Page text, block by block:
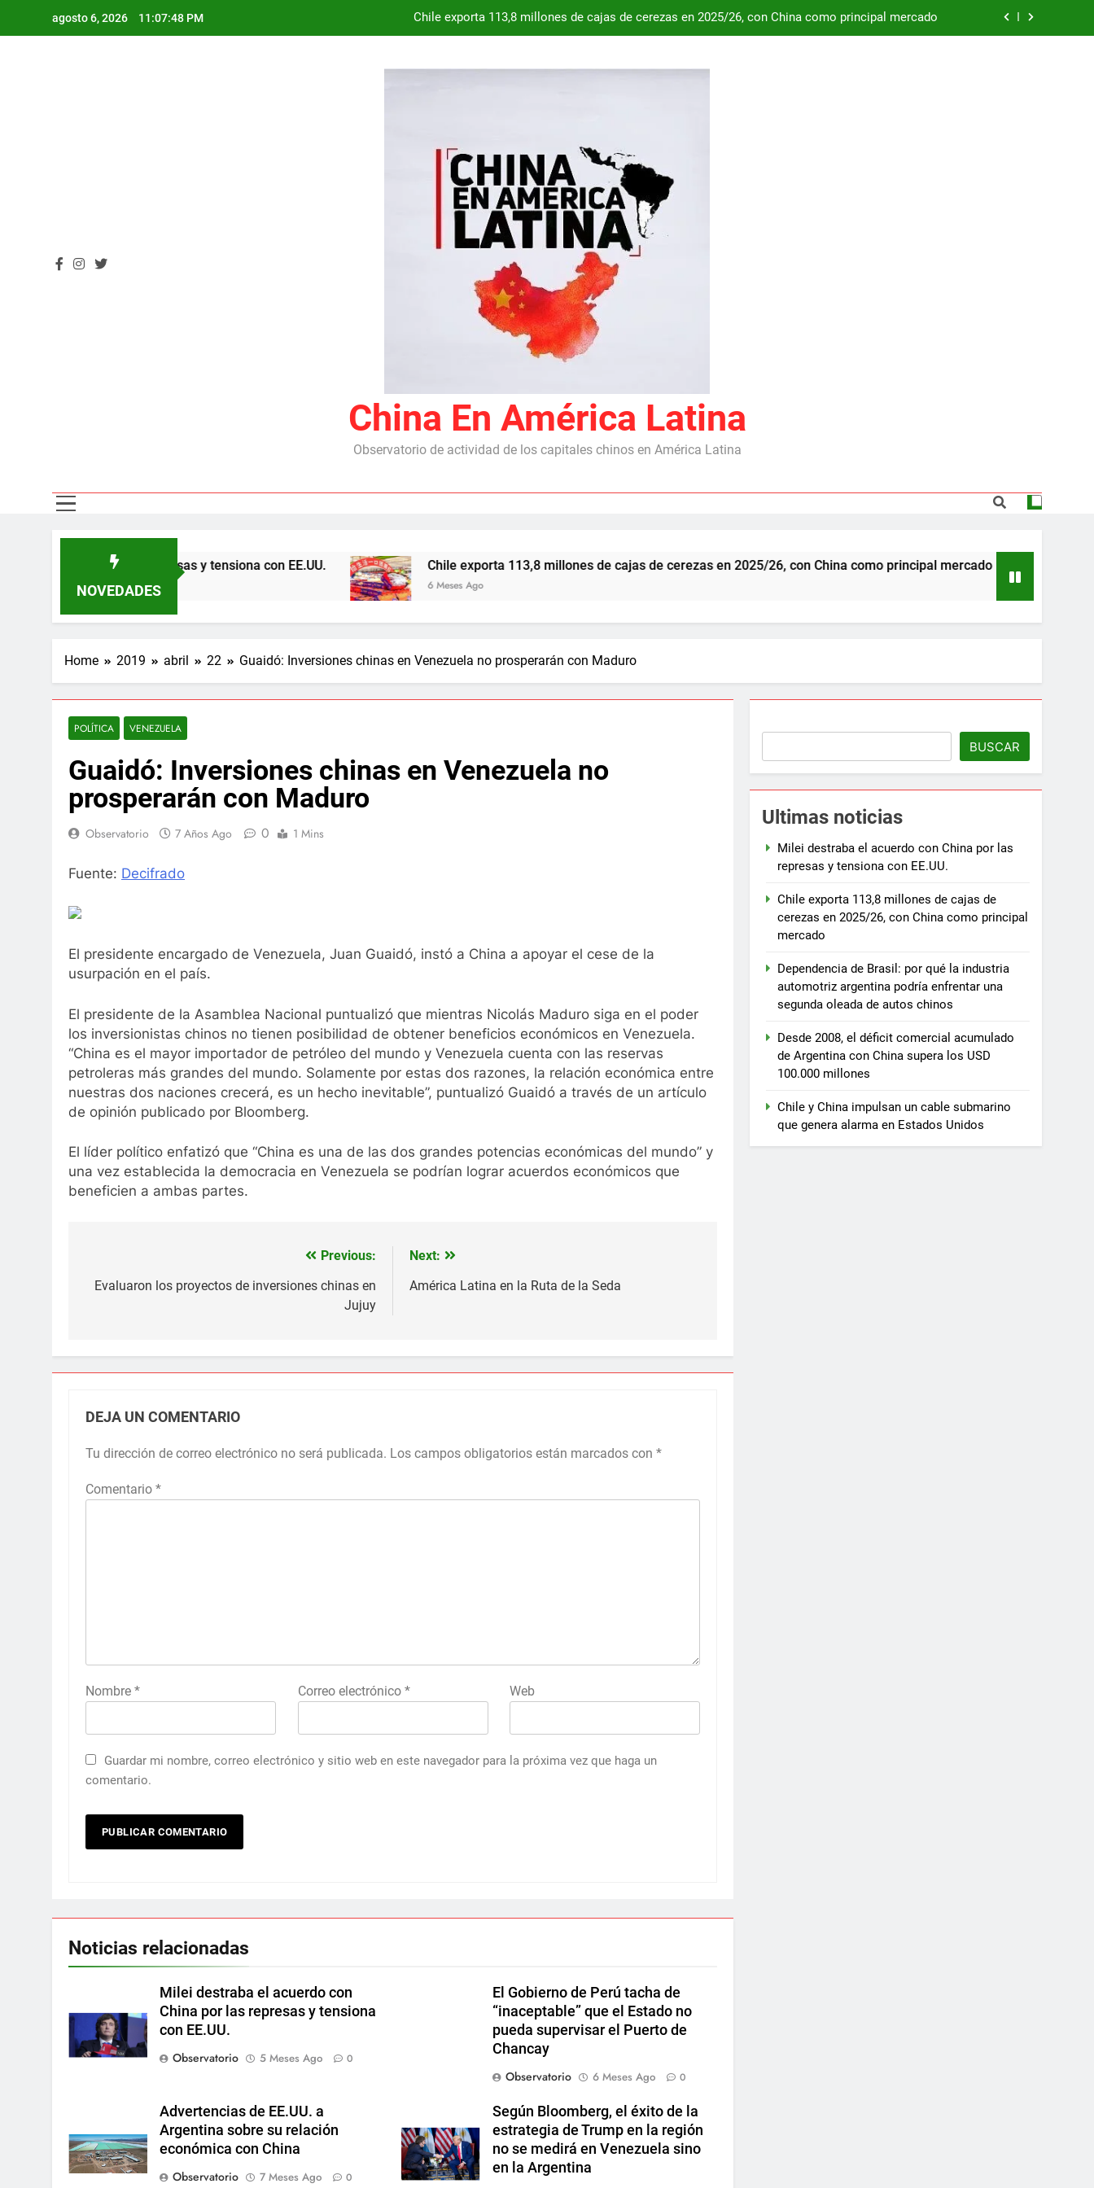
agosto 6, 2026 11:07:49 PM Chile exporta 113,8 millones de cajas de cerezas en 2025/26, con China como principal mercado
Chile exporta 113,8 millones de cajas de cerezas en 2025/26, con China como principal mercado
Dependencia de Brasil: por qué la industria automotriz argentina podría enfrentar una segunda oleada de
Desde 2008, el déficit comercial acumulado de Argentina con China supera los USD 100.000 millones
China En América Latina
Observatorio de actividad de los capitales chinos en América Latina
NOVEDADES
China por las represas y tensiona con EE.UU. Chile exporta 113,8 millones de cajas de cerezas en 2025/26, con China como principal mercado
6 Meses Ago
Home 2019 abril 22 Guaidó: Inversiones chinas en Venezuela no prosperarán con Maduro
POLÍTICA VENEZUELA
Guaidó: Inversiones chinas en Venezuela no
prosperarán con Maduro
Observatorio 7 Años Ago 0 1 Mins
Fuente: Decifrado
El presidente encargado de Venezuela, Juan Guaidó, instó a China a apoyar el cese de la
usurpación en el país.
El presidente de la Asamblea Nacional puntualizó que mientras Nicolás Maduro siga en el poder
los inversionistas chinos no tienen posibilidad de obtener beneficios económicos en Venezuela.
“China es el mayor importador de petróleo del mundo y Venezuela cuenta con las reservas
petroleras más grandes del mundo. Solamente por estas dos razones, la relación económica entre
nuestras dos naciones crecerá, es un hecho inevitable”, puntualizó Guaidó a través de un artículo
de opinión publicado por Bloomberg.
El líder político enfatizó que “China es una de las dos grandes potencias económicas del mundo” y
una vez establecida la democracia en Venezuela se podrían lograr acuerdos económicos que
beneficien a ambas partes.
de
Previous:
Evaluaron los proyectos de inversiones chinas en
Jujuy
Next:
América Latina en la Ruta de la Seda
DEJA UN COMENTARIO
Tu dirección de correo electrónico no será publicada. Los campos obligatorios están marcados con *
Comentario *
Nombre * Correo electrónico * Web
Guardar mi nombre, correo electrónico y sitio web en este navegador para la próxima vez que haga un
comentario.
Noticias relacionadas
Milei destraba el acuerdo con
China por las represas y tensiona
con EE.UU.
Observatorio
5 Meses Ago 0
El Gobierno de Perú tacha de
“inaceptable” que el Estado no
pueda supervisar el Puerto de
Chancay
Observatorio
6 Meses Ago 0
Advertencias de EE.UU. a
Argentina sobre su relación
económica con China
Observatorio
7 Meses Ago 0
Según Bloomberg, el éxito de la
estrategia de Trump en la región
no se medirá en Venezuela sino
en la Argentina
BUSCAR
Ultimas noticias
Milei destraba el acuerdo con China por las
represas y tensiona con EE.UU.
Chile exporta 113,8 millones de cajas de
cerezas en 2025/26, con China como principal
mercado
Dependencia de Brasil: por qué la industria
automotriz argentina podría enfrentar una
segunda oleada de autos chinos
Desde 2008, el déficit comercial acumulado
de Argentina con China supera los USD
100.000 millones
Chile y China impulsan un cable submarino
que genera alarma en Estados Unidos